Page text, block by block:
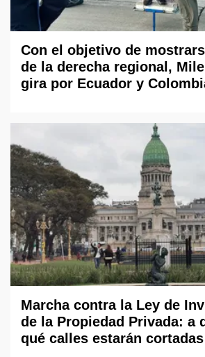
Con el objetivo de
de la derecha regional,
gira por Ecuador y
Marcha contra la Ley de
de la Propiedad Privada: a
qué calles estarán cortadas